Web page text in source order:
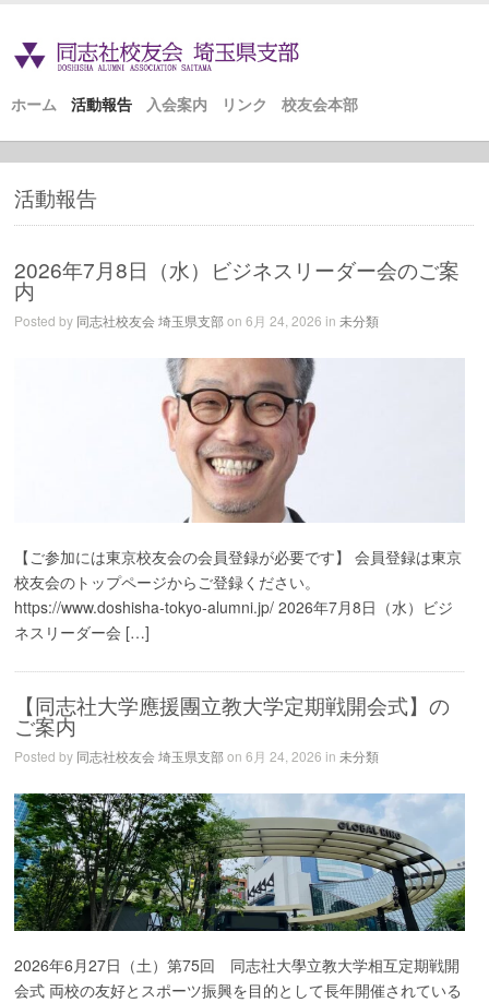
ホーム 活動報告 入会案内 リンク 校友会本部
活動報告
2026年7月8日（水）ビジネスリーダー会のご案
内
Posted by 同志社校友会 埼玉県支部on 6月 24, 2026 in未分類
【ご参加には東京校友会の会員登録が必要です】 会員登録は東京
校友会のトップページからご登録ください。
https://www.doshisha-tokyo-alumni.jp/ 2026年7月8日（水）ビジ
ネスリーダー会 […]
【同志社大学應援團立教大学定期戦開会式】の
ご案内
Posted by 同志社校友会 埼玉県支部on 6月 24, 2026 in未分類
2026年6月27日（土）第75回 同志社大學立教大学相互定期戦開
会式 両校の友好とスポーツ振興を目的として長年開催されている